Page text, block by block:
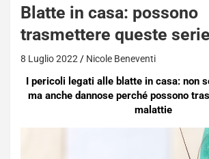
Blatte in casa: possono
trasmettere queste
8 Luglio 2022 Nicole Beneventi
I pericoli legati alle blatte in casa: non
ma anche dannose perché possono
malattie